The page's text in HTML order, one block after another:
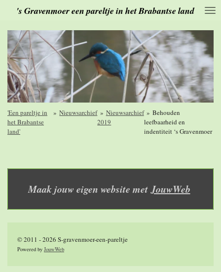
de
hoofdinhoud
's Gravenmoer een pareltje in het Brabantse land
'Een pareltje in
het Brabantse
land'
» Nieuwsarchief » Nieuwsarchief
2019
» Behouden
leefbaarheid en
indentiteit ‘s Gravenmoer
Maak jouw eigen website met JouwWeb
© 2011 - 2026 S-gravenmoer-een-pareltje
Powered by JouwWeb